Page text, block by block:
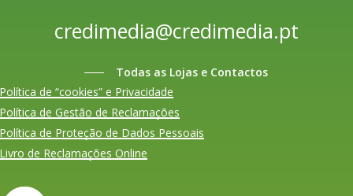
credimedia@credimedia.pt
Todas as Lojas e Contactos
de “cookies” e Privacidade
de Gestão de Reclamações
de Proteção de Dados Pessoais
de Reclamações Online